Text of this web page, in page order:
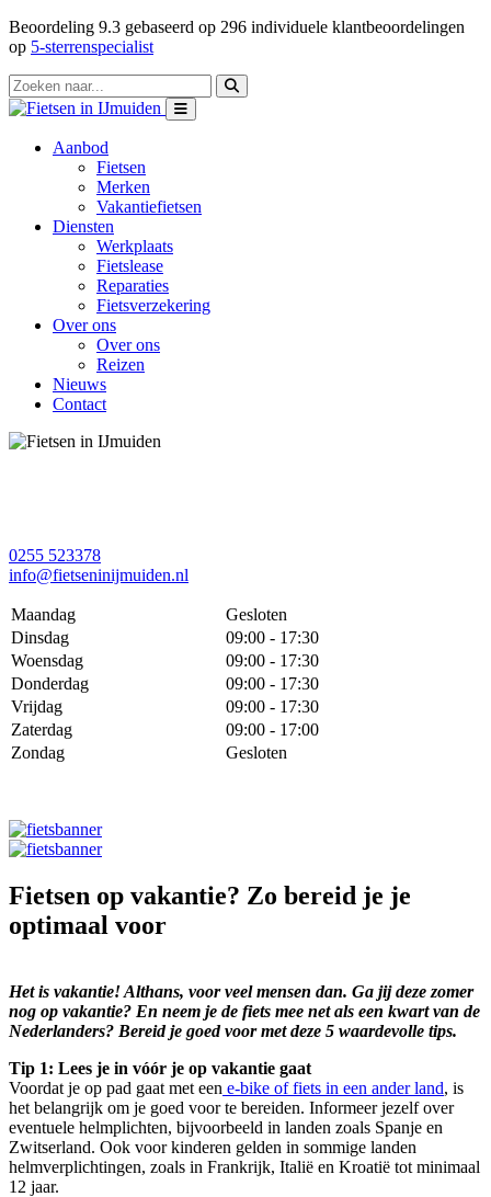
Beoordeling 9.3 gebaseerd op 296 individuele klantbeoordelingen
op 5-sterrenspecialist
Aanbod
Fietsen
Merken
Vakantiefietsen
Diensten
Werkplaats
Fietslease
Reparaties
Fietsverzekering
Over ons
Over ons
Reizen
Nieuws
Contact
0255 523378
info@fietseninijmuiden.nl
Maandag
Gesloten
Dinsdag
09:00 - 17:30
Woensdag
09:00 - 17:30
Donderdag
09:00 - 17:30
Vrijdag
09:00 - 17:30
Zaterdag
09:00 - 17:00
Zondag
Gesloten
Fietsen op vakantie? Zo bereid je je
optimaal voor
Het is vakantie! Althans, voor veel mensen dan. Ga jij deze zomer
nog op vakantie? En neem je de fiets mee net als een kwart van de
Nederlanders? Bereid je goed voor met deze 5 waardevolle tips.
Tip 1: Lees je in vóór je op vakantie gaat
Voordat je op pad gaat met een e-bike of fiets in een ander land, is
het belangrijk om je goed voor te bereiden. Informeer jezelf over
eventuele helmplichten, bijvoorbeeld in landen zoals Spanje en
Zwitserland. Ook voor kinderen gelden in sommige landen
helmverplichtingen, zoals in Frankrijk, Italië en Kroatië tot minimaal
12 jaar.